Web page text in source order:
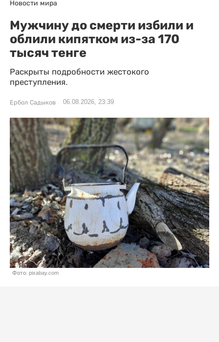
Новости мира
Мужчину до смерти избили и
облили кипятком из-за 170
тысяч тенге
Раскрыты подробности жестокого
преступления.
Ербол Садыков 06.08.2026, 23:39
Фото: pixabay.com